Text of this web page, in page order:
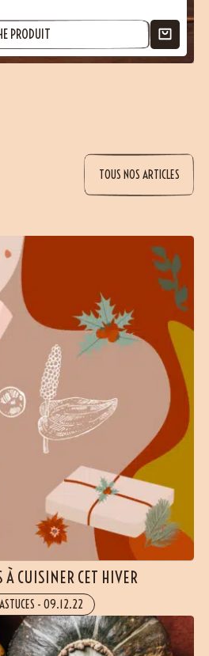
PRODUIT
TOUS NOS ARTICLES
À CUISINER CET HIVER
- 09.12.22